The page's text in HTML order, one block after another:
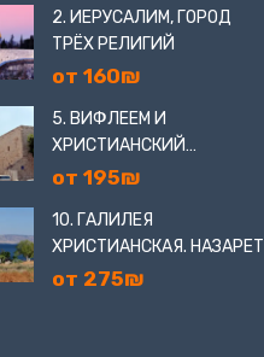
2. ИЕРУСАЛИМ, ГОРОД
ТРЁХ РЕЛИГИЙ
от 160₪
5. ВИФЛЕЕМ И
ХРИСТИАНСКИЙ
ИЕРУСАЛИМ
от 195₪
10. ГАЛИЛЕЯ
ХРИСТИАНСКАЯ. НАЗАРЕТ
от 275₪